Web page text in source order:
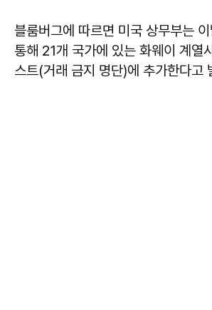
블룸버그에 따르면 미국 상무부는
통해 21개 국가에 있는 화웨이 계열
스트(거래 금지 명단)에 추가한다고